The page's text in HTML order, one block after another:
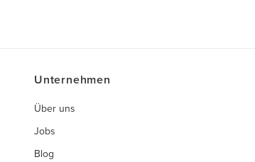
Unternehmen
Über uns
Jobs
Blog